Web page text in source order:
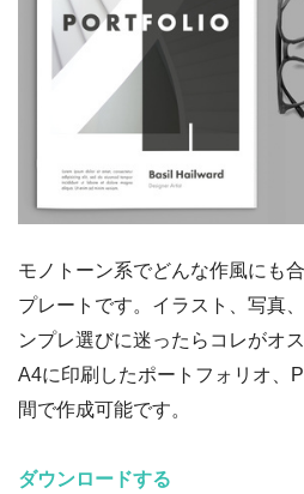
モノトーン系でどんな作風にも
プレートです。イラスト、写真
ンプレ選びに迷ったらコレがオス
A4に印刷したポートフォリオ、
間で作成可能です。
ダウンロードする